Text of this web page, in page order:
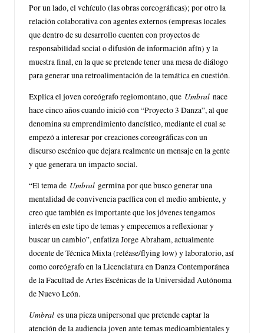
Por un lado, el vehículo (las obras coreográficas); por otro la
relación colaborativa con agentes externos (empresas locales
que dentro de su desarrollo cuenten con proyectos de
responsabilidad social o difusión de información afín) y la
muestra final, en la que se pretende tener una mesa de diálogo
para generar una retroalimentación de la temática en cuestión.
Explica el joven coreógrafo regiomontano, que Umbral nace
hace cinco años cuando inició con “Proyecto 3 Danza”, al que
denomina su emprendimiento dancístico, mediante el cual se
empezó a interesar por creaciones coreográficas con un
discurso escénico que dejara realmente un mensaje en la gente
y que generara un impacto social.
“El tema de Umbral germina por que busco generar una
mentalidad de convivencia pacífica con el medio ambiente, y
creo que también es importante que los jóvenes tengamos
interés en este tipo de temas y empecemos a reflexionar y
buscar un cambio”, enfatiza Jorge Abraham, actualmente
docente de Técnica Mixta (reléase/flying low) y laboratorio, así
como coreógrafo en la Licenciatura en Danza Contemporánea
de la Facultad de Artes Escénicas de la Universidad Autónoma
de Nuevo León.
Umbral es una pieza unipersonal que pretende captar la
atención de la audiencia joven ante temas medioambientales y